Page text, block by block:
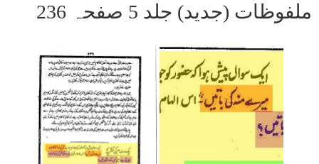
ملفوظات (جدید) جلد 5 صفحہ 236